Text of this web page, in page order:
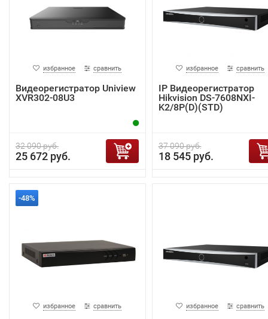
избранное сравнить
Видеорегистратор Uniview
XVR302-08U3
32 090 руб.
25 672 руб.
избранное сравнить
IP Видеорегистратор
Hikvision DS-7608NXI-
K2/8P(D)(STD)
37 090 руб.
18 545 руб.
-48%
избранное сравнить избранное сравнить